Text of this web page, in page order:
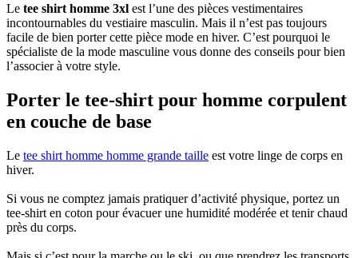
Le tee shirt homme 3xl est l’une des pièces vestimentaires
incontournables du vestiaire masculin. Mais il n’est pas toujours
facile de bien porter cette pièce mode en hiver. C’est pourquoi le
spécialiste de la mode masculine vous donne des conseils pour bien
l’associer à votre style.
Porter le tee-shirt pour homme corpulent
en couche de base
Le tee shirt homme homme grande taille est votre linge de corps en
hiver.
Si vous ne comptez jamais pratiquer d’activité physique, portez un
tee-shirt en coton pour évacuer une humidité modérée et tenir chaud
près du corps.